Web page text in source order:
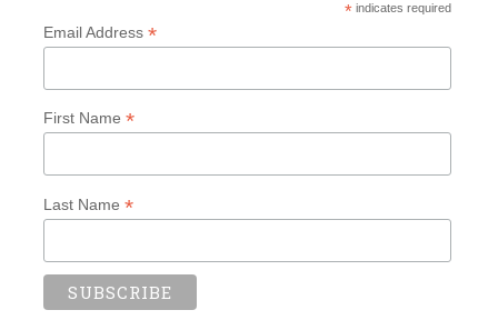
*indicates required
Email Address *
First Name *
Last Name *